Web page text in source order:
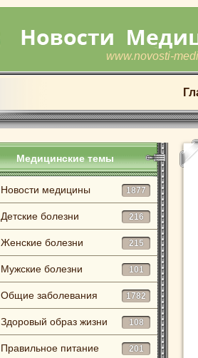
www.novosti-
Медицинские темы
Новости медицины 1877
Детские болезни 216
Женские болезни 215
Мужские болезни 101
Общие заболевания 1782
Здоровый образ жизни 108
Правильное питание 201